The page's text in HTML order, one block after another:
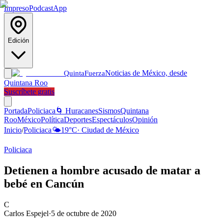
ImpresoPodcastApp
Edición
QuintaFuerzaNoticias de México, desde
Quintana Roo
Suscríbete gratis
PortadaPoliciaca 🌀 HuracanesSismosQuintana
RooMéxicoPolíticaDeportesEspectáculosOpinión
Inicio/Policiaca🌤️19°C· Ciudad de México
Policiaca
Detienen a hombre acusado de matar a
bebé en Cancún
C
Carlos Espejel·5 de octubre de 2020